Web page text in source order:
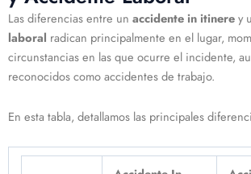
Las diferencias entre un accidente in itinerey
laboral radican principalmente en el lugar,
circunstancias en las que ocurre el incidente,
reconocidos como accidentes de trabajo.
En esta tabla, detallamos las principales